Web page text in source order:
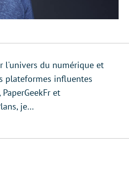
l'univers du numérique et
plateformes influentes
et
je…